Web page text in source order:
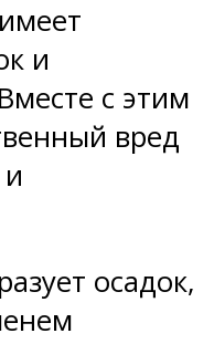
и
с этим
вред
осадок,